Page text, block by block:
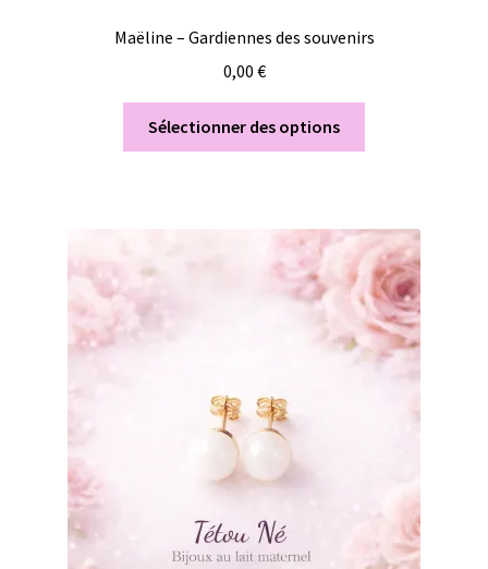
Maëline – Gardiennes des souvenirs
0,00 €
Sélectionner des options